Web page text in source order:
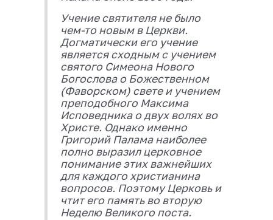
Учение святителя не было
чем-то новым в Церкви.
Догматически его учение
является сходным с учением
святого Симеона Нового
Богослова о Божественном
(Фаворском) свете и учением
преподобного Максима
Исповедника о двух волях во
Христе. Однако именно
Григорий Палама наиболее
полно выразил церковное
понимание этих важнейших
для каждого христианина
вопросов. Поэтому Церковь и
чтит его память во вторую
Неделю Великого поста.